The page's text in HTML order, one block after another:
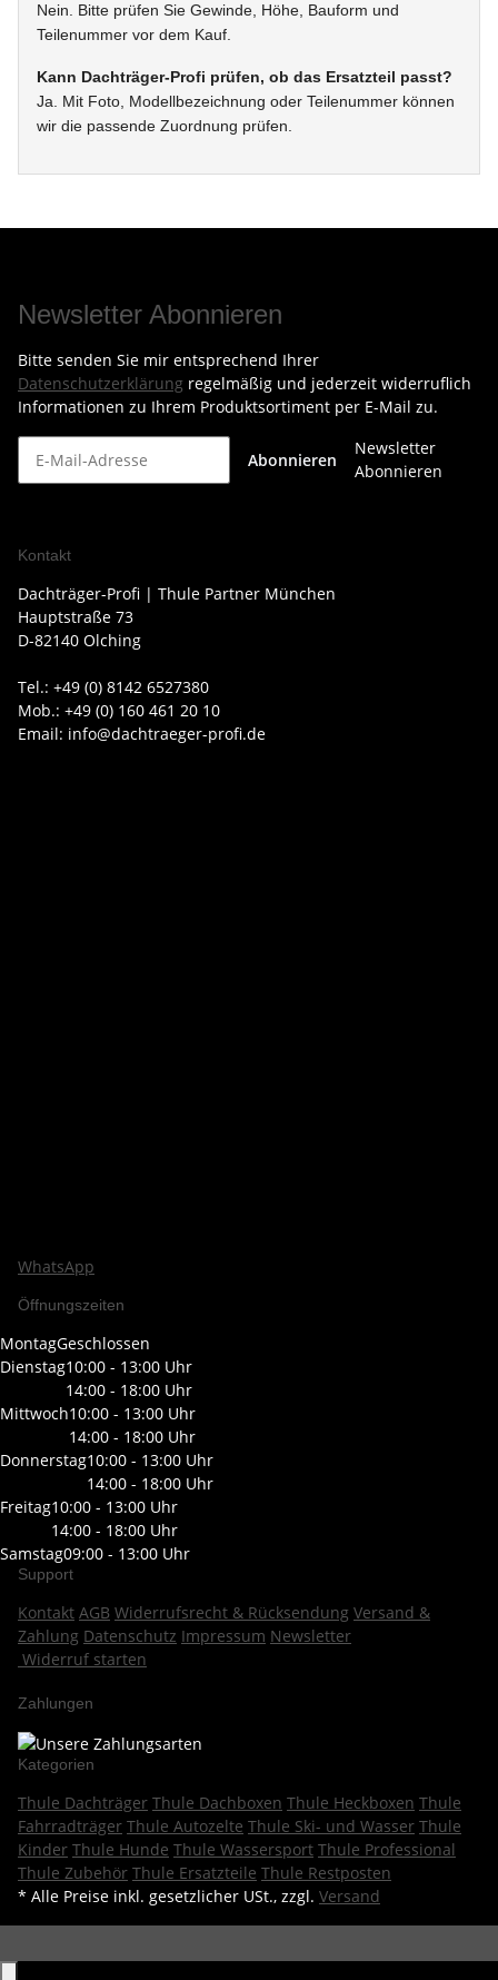
Nein. Bitte prüfen Sie Gewinde, Höhe, Bauform und
Teilenummer vor dem Kauf.
Kann Dachträger-Profi prüfen, ob das Ersatzteil passt?
Ja. Mit Foto, Modellbezeichnung oder Teilenummer können
wir die passende Zuordnung prüfen.
Newsletter Abonnieren
Bitte senden Sie mir entsprechend Ihrer
Datenschutzerklärung regelmäßig und jederzeit widerruflich
Informationen zu Ihrem Produktsortiment per E-Mail zu.
Abonnieren
Newsletter
Abonnieren
Kontakt
Dachträger-Profi | Thule Partner München
Hauptstraße 73
D-82140 Olching
Tel.: +49 (0) 8142 6527380
Mob.: +49 (0) 160 461 20 10
Email: info@dachtraeger-profi.de
WhatsApp
Öffnungszeiten
MontagGeschlossen
Dienstag10:00 - 13:00 Uhr
14:00 - 18:00 Uhr
Mittwoch10:00 - 13:00 Uhr
14:00 - 18:00 Uhr
Donnerstag10:00 - 13:00 Uhr
14:00 - 18:00 Uhr
Freitag10:00 - 13:00 Uhr
14:00 - 18:00 Uhr
Samstag09:00 - 13:00 Uhr
Support
Kontakt AGB Widerrufsrecht & Rücksendung Versand &
Zahlung Datenschutz Impressum Newsletter
Widerruf starten
Zahlungen
Kategorien
Thule Dachträger Thule Dachboxen Thule Heckboxen Thule
Fahrradträger Thule Autozelte Thule Ski- und Wasser Thule
Kinder Thule Hunde Thule Wassersport Thule Professional
Thule Zubehör Thule Ersatzteile Thule Restposten
* Alle Preise inkl. gesetzlicher USt., zzgl. Versand